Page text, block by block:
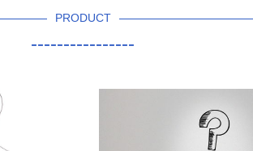
PRODUCT
----------------